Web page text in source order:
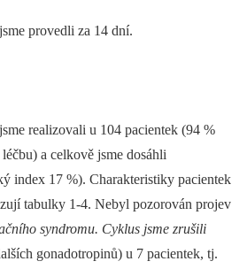
provedli za 14 dní.
realizovali u 104 pacientek (94 %
a celkově jsme dosáhli
index 17 %). Charakteristiky pacientek
tabulky 1-4. Nebyl pozorován projev
syndromu. Cyklus jsme zrušili
gonadotropinů) u 7 pacientek, tj.